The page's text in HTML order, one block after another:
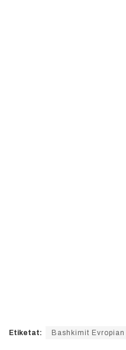
Etiketat: Bashkimit Evropian